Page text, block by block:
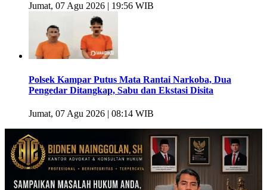
Jumat, 07 Agu 2026 | 19:56 WIB
Polsek Kampar Putus Mata Rantai Narkoba, Dua
Pengedar Ditangkap, Sabu dan Ekstasi Disita
Jumat, 07 Agu 2026 | 08:14 WIB